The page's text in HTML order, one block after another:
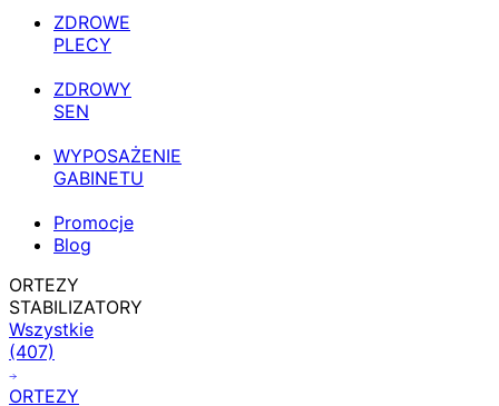
ZDROWE
ZDROWY
WYPOSAŻENIE
Promocje
ORTEZY
STABILIZATORY
Wszystkie
(407)